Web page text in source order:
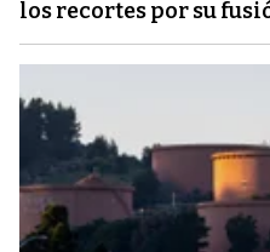
los recortes por su